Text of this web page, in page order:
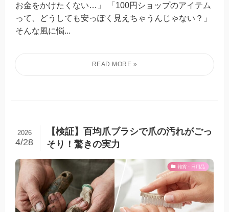
お金をかけたくない…」 「100円ショップのアイテム
って、どうしても安っぽく見えちゃうんじゃない？」
そんな風に悩...
【検証】百均爪ブラシで爪の汚れがごっ
そり！驚きの実力
2026
4/28
雑貨・日用品